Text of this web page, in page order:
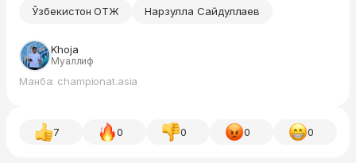
Ўзбекистон ОТЖ Нарзулла Сайдуллаев
Khoja
Муаллиф
Манба: championat.asia
7 0 0 0 0